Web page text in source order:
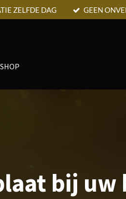
ZELFDE DAG GEEN
bij